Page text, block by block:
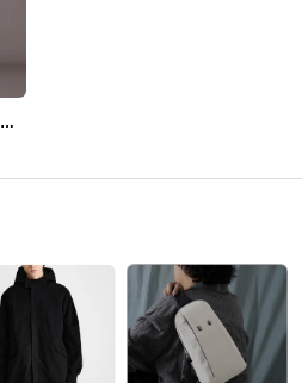
アーカード モデル 腕時計&アウター＆バッグ＆ブーツ HELLSING